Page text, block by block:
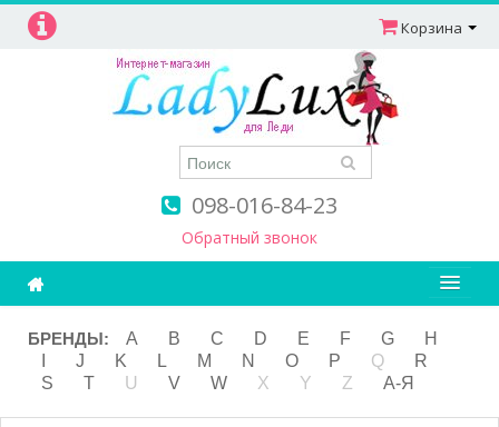
098-016-84-23
Обратный звонок
Корзина
Ароматерапия
Витамины
Детям и мамам
БРЕНДЫ: A B C D E F G
H
J K L M N O P Q
R
S
T U V W X Y Z А-Я